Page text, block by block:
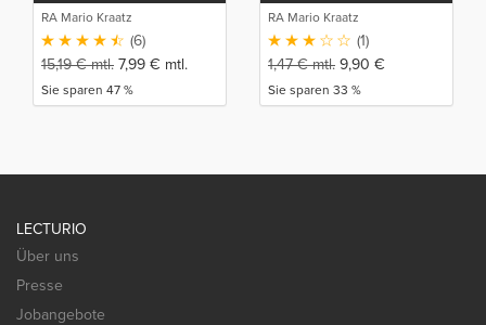
RA Mario Kraatz
(6)
15,19€mtl. 7,99 € mtl.
Sie sparen 47 %
RA Mario Kraatz
(1)
1,47€mtl. 9,90 €
Sie sparen 33 %
LECTURIO
Über uns
Presse
Jobangebote